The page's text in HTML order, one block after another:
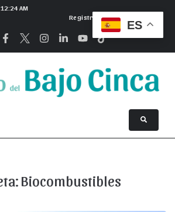
AM
Registrarse
Biocombustibles
ES